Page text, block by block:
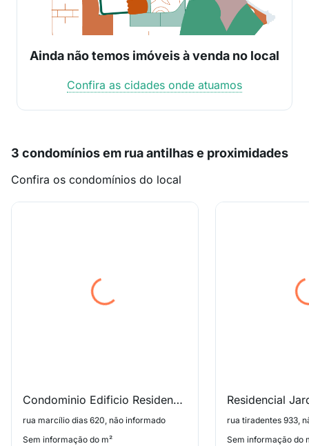
Ainda não temos imóveis à venda no local
Confira as cidades onde atuamos
3 condomínios em rua antilhas e proximidades
Confira os condomínios do local
Condominio Edificio Residencial Salvador Dali
rua marcílio dias 620, não informado
Sem informação do m²
Residencial
rua tiradentes 933,
Sem informação do